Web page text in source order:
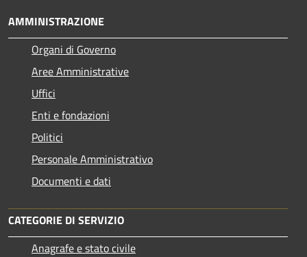
AMMINISTRAZIONE
Organi di Governo
Aree Amministrative
Uffici
Enti e fondazioni
Politici
Personale Amministrativo
Documenti e dati
CATEGORIE DI SERVIZIO
Anagrafe e stato civile